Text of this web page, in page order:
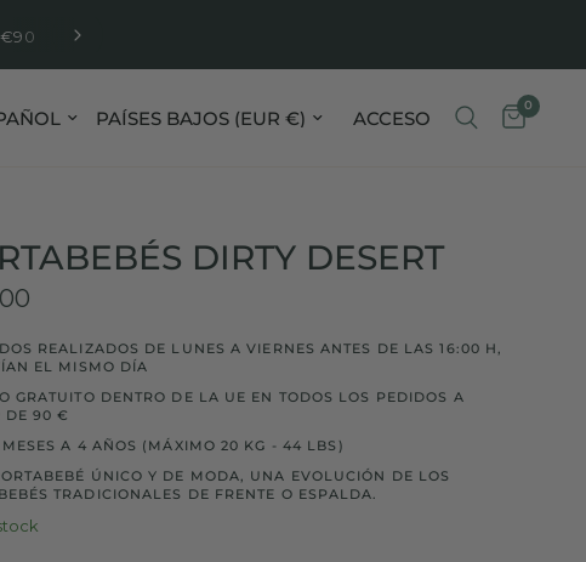
€90
país/región
Actualizar país/región ACCESO
0
DIRTY DESERT
REALIZADOS DE LUNES A VIERNES ANTES DE LAS 16:00 H,
EL MISMO DÍA
GRATUITO DENTRO DE LA UE EN TODOS LOS PEDIDOS A
DE 90 €
A 4 AÑOS (MÁXIMO 20 KG - 44 LBS)
ÚNICO Y DE MODA, UNA EVOLUCIÓN DE LOS
TRADICIONALES DE FRENTE O ESPALDA.